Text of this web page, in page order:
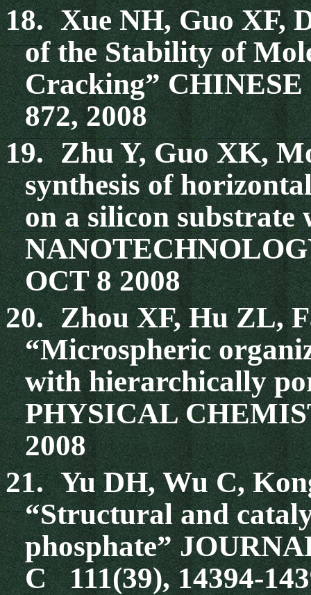
18. Xue NH, Guo XF,
of the Stability of
Cracking” CHINESE
872, 2008
19. Zhu Y, Guo XK,
synthesis of
on a silicon
OCT 8 2008
20. Zhou XF, Hu ZL,
“Microspheric
with hierarchically
PHYSICAL
2008
21. Yu DH, Wu C,
“Structural and
phosphate”
C 111(39), 14394-